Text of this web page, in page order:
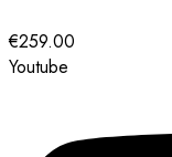
€259.00
Youtube